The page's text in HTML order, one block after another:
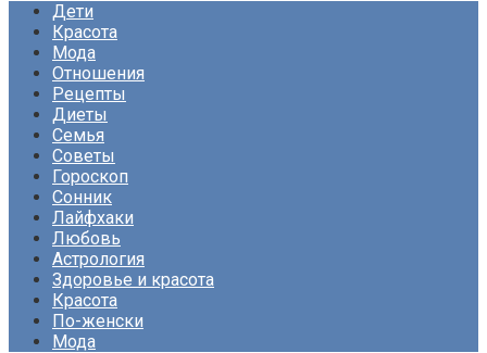
Дети
Красота
Мода
Отношения
Рецепты
Диеты
Семья
Советы
Гороскоп
Сонник
Лайфхаки
Любовь
Астрология
Здоровье и красота
Красота
По-женски
Мода